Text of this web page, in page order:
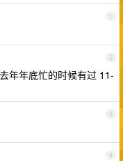
1
2
年年底忙的时候有过 11-
3
4